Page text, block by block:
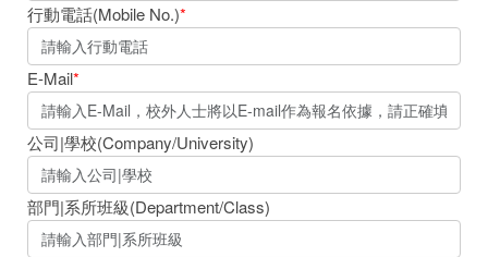
行動電話(Mobile No.)*
E-Mail*
公司|學校(Company/University)
部門|系所班級(Department/Class)